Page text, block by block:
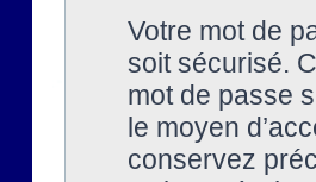
Votre mot de
soit sécurisé.
mot de passe
le moyen
conservez